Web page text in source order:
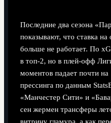
Последние два сезона
показывают, что ставка на
больше не работает. По
в топ‑2, но в плей‑офф
моментов падает почти на
прессинга по данным
«Манчестер Сити» и
сен жермен трансферы